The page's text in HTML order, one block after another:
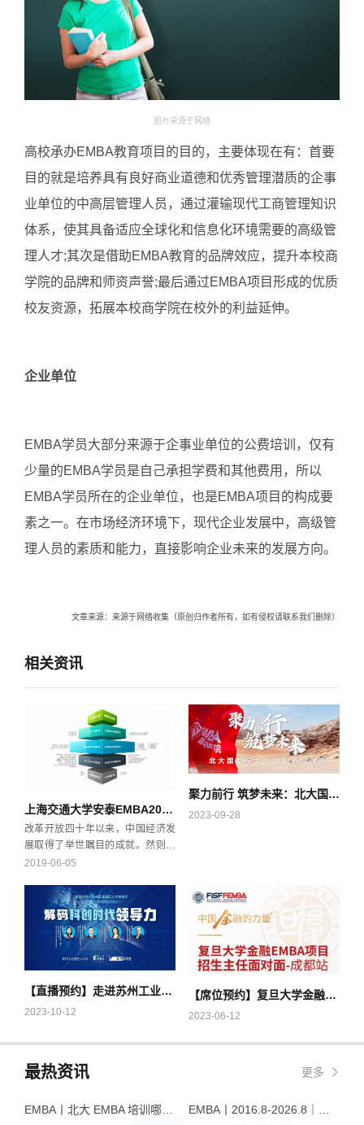
图片来源于网络
高校承办EMBA教育项目的目的，主要体现在有：首要
目的就是培养具有良好商业道德和优秀管理潜质的企事
业单位的中高层管理人员，通过灌输现代工商管理知识
体系，使其具备适应全球化和信息化环境需要的高级管
理人才;其次是借助EMBA教育的品牌效应，提升本校商
学院的品牌和师资声誉;最后通过EMBA项目形成的优质
校友资源，拓展本校商学院在校外的利益延伸。
企业单位
EMBA学员大部分来源于企事业单位的公费培训，仅有
少量的EMBA学员是自己承担学费和其他费用，所以
EMBA学员所在的企业单位，也是EMBA项目的构成要
素之一。在市场经济环境下，现代企业发展中，高级管
理人员的素质和能力，直接影响企业未来的发展方向。
文章来源：来源于网络收集（原创归作者所有，如有侵权请联系我们删除）
相关资讯
上海交通大学安泰EMBA2019新版课程体系
改革开放四十年以来，中国经济发
展取得了举世瞩目的成就。然则站
在当下的时代向前看，全球政治经
趋成熟和饱和，国际市场充斥着各
种变革和挑战。只有抓住机遇，自
我赋能，锐意创新，建立长期可持
续成长的新驱动力，才能推动中国
经济及中国企业百尺竿头更进一
国管理实践，完善世界管理理论，
推动社会经济发展的使命。
2019-06-05
聚力前行 筑梦未来：北大国发院戈18出征仪式举行
2023-09-28
【直播预约】走进苏州工业园区，解码科创时代领导力 | “家园计划”第三站开启
2023-10-12
【席位预约】复旦大学金融EMBA项目 “招生主任面对面-成都站” | FEMBA
2023-06-12
最热资讯 更多